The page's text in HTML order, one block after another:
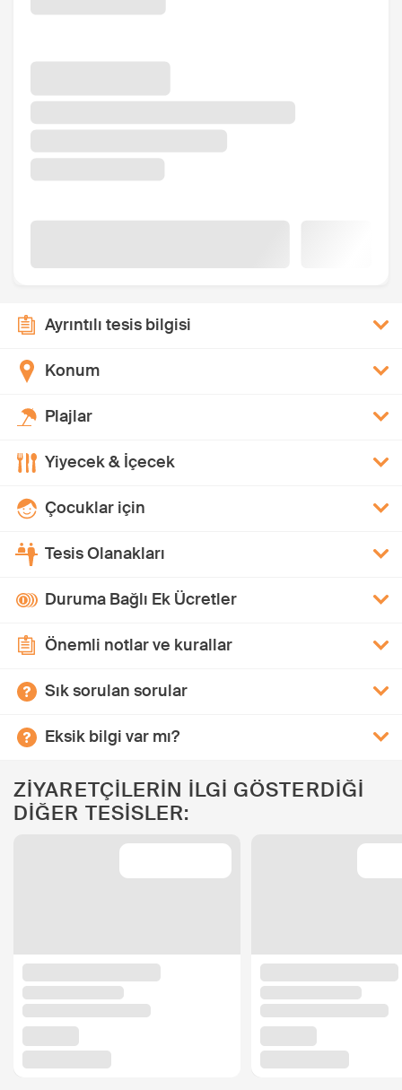
Ayrıntılı tesis bilgisi
Konum
Plajlar
Yiyecek & İçecek
Çocuklar için
Tesis Olanakları
Duruma Bağlı Ek Ücretler
Önemli notlar ve kurallar
Sık sorulan sorular
Eksik bilgi var mı?
ZİYARETÇİLERİN İLGİ GÖSTERDİĞİ
DİĞER TESİSLER: